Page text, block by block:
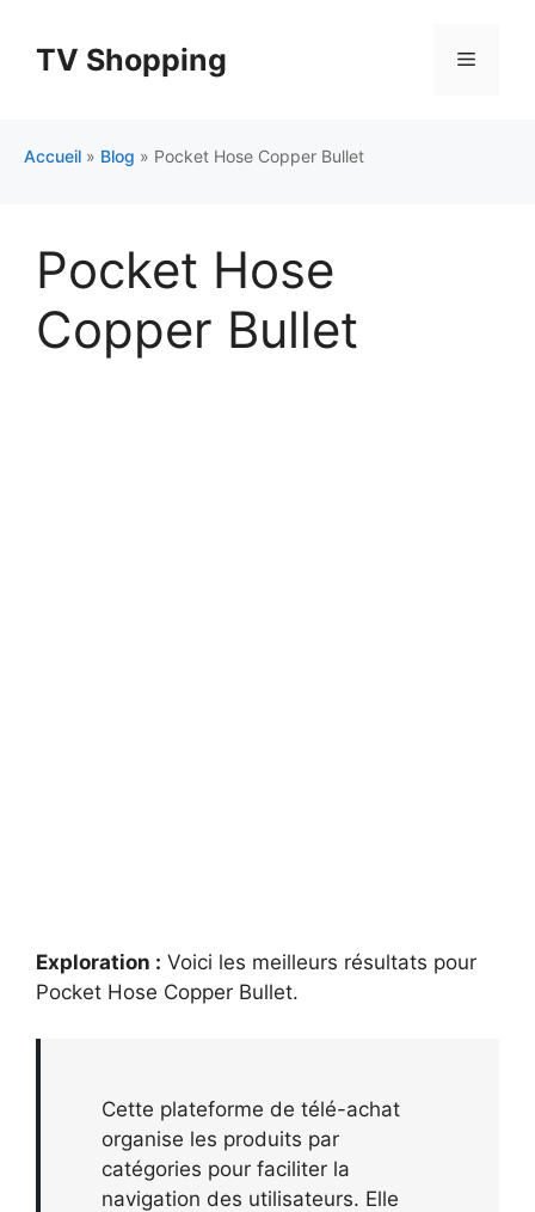
contenuTV Shopping Menu
Accueil » Blog » Pocket Hose Copper Bullet
Pocket Hose
Copper Bullet
Exploration : Voici les meilleurs résultats pour
Pocket Hose Copper Bullet.
Cette plateforme de télé-achat
organise les produits par
catégories pour faciliter la
navigation des utilisateurs. Elle